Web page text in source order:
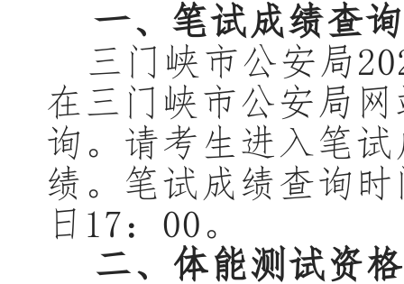
一、 笔试成绩查询
三门峡市公安局
在三门峡市公安局网
询。请考生进入笔
绩。笔试成绩查询时
日 17：00。
二、 体能测试资